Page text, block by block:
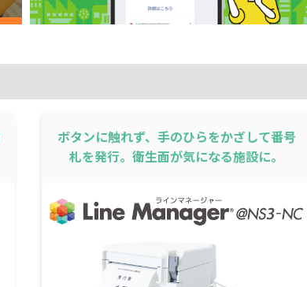
ボタンに触れず、手のひらをかざして番号
札を発行。衛生面が気になる施設に。